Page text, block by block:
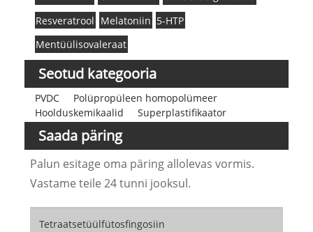
Resveratrool Melatoniin 5-HTP
Mentüülisovaleraat
Seotud kategooria
PVDC
Polüpropüleen homopolümeer
Hoolduskemikaalid
Superplastifikaator
Saada päring
Palun esitage oma päring allolevas vormis.
Vastame teile 24 tunni jooksul.